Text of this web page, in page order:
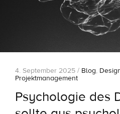
4. September 2025 / Blog,
Projektmanagement
Psychologie des